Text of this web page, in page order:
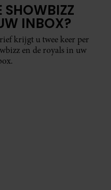
SHOWBIZZ
INBOX?
krijgt u twee keer per
en de royals in uw